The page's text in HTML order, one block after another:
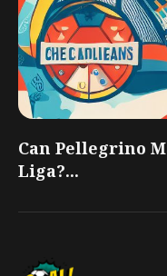
Can Pellegrino
Liga?...